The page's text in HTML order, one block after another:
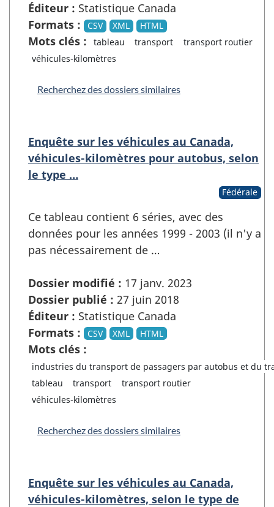
Éditeur : Statistique Canada
Formats :
CSV XML HTML
Mots clés : tableau transport
transport routier
véhicules-kilomètres
Recherchez des dossiers similaires
Enquête sur les véhicules au Canada,
véhicules-kilomètres pour autobus, selon
le type …
Fédérale
Ce tableau contient 6 séries, avec des
données pour les années 1999 - 2003 (il n'y a
pas nécessairement de …
Dossier modifié : 17 janv. 2023
Dossier publié : 27 juin 2018
Éditeur : Statistique Canada
Formats :
CSV XML HTML
Mots clés :
industries du transport de passagers par autobus et du
tableau
transport
transport routier
véhicules-kilomètres
Recherchez des dossiers similaires
Enquête sur les véhicules au Canada,
véhicules-kilomètres, selon le type de